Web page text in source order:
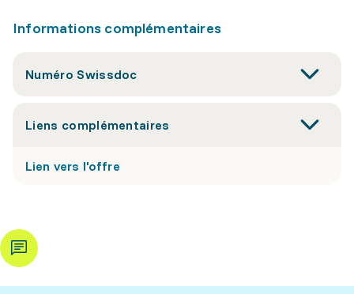
Informations complémentaires
Numéro Swissdoc
Liens complémentaires
Lien vers l'offre